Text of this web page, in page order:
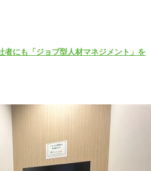
者にも「ジョブ型人材マネジメント」を